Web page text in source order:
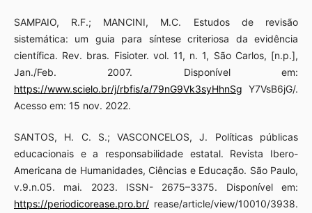
SAMPAIO, R.F.; MANCINI, M.C. Estudos de revisão
sistemática: um guia para síntese criteriosa da evidência
científica. Rev. bras. Fisioter. vol. 11, n. 1, São Carlos, [n.p.],
Jan./Feb. 2007. Disponível em:
https://www.scielo.br/j/rbfis/a/79nG9Vk3syHhnSg Y7VsB6jG/.
Acesso em: 15 nov. 2022.
SANTOS, H. C. S.; VASCONCELOS, J. Políticas públicas
educacionais e a responsabilidade estatal. Revista Ibero-
Americana de Humanidades, Ciências e Educação. São Paulo,
v.9.n.05. mai. 2023. ISSN- 2675–3375. Disponível em:
https://periodicorease.pro.br/rease/article/view/10010/3938.